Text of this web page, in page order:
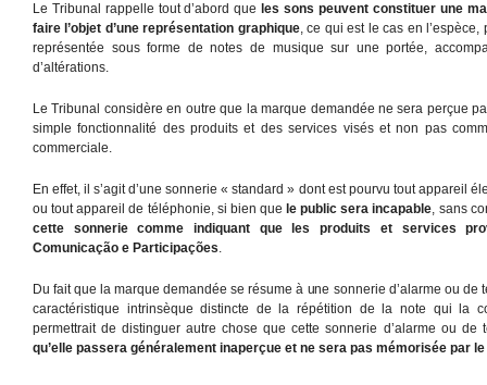
Le Tribunal rappelle tout d’abord que les sons peuvent constituer une
faire l’objet d’une représentation graphique, ce qui est le cas en
représentée sous forme de notes de musique sur une portée,
d’altérations.
Le Tribunal considère en outre que la marque demandée ne sera perçue
simple fonctionnalité des produits et des services visés et non pas
commerciale.
En effet, il s’agit d’une sonnerie « standard » dont est pourvu tout appareil
ou tout appareil de téléphonie, si bien que le public sera incapable, sans
cette sonnerie comme indiquant que les produits et services
Comunicação e Participações.
Du fait que la marque demandée se résume à une sonnerie d’alarme ou
caractéristique intrinsèque distincte de la répétition de la note qui la
permettrait de distinguer autre chose que cette sonnerie d’alarme ou de
qu’elle passera généralement inaperçue et ne sera pas mémorisée par